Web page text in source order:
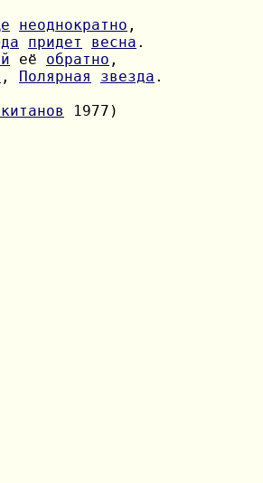
неоднократно
придет весна
её обратно
, Полярная звезда .
1977)